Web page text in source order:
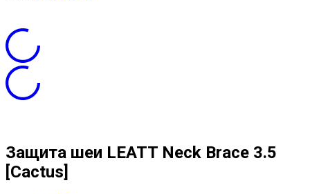
Защита шеи LEATT Neck Brace 3.5
[Cactus]